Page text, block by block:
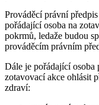
Prováděcí právní
pořádající osoba na
pokrmů, ledaže budou
prováděcím právním
Dále je pořádající osoba
zotavovací akce ohlásit
zdraví: